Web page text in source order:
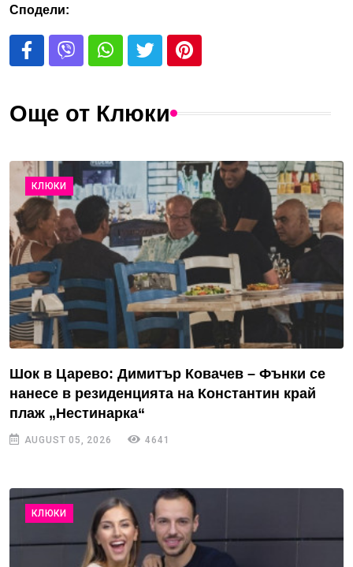
Сподели:
Още от Клюки
КЛЮКИ
Шок в Царево: Димитър Ковачев – Фънки се
нанесе в резиденцията на Константин край
плаж „Нестинарка“
AUGUST 05, 2026 4641
КЛЮКИ